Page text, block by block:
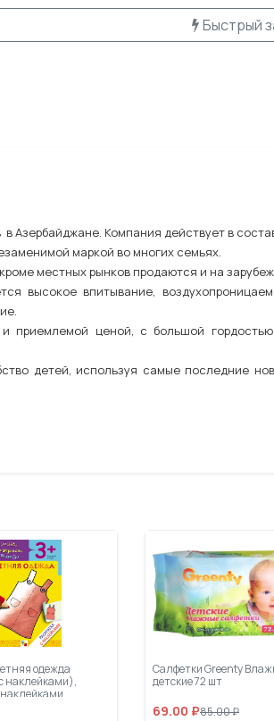
Быстрый
Азербайджане. Компания действует в
маркой во многих семьях.
местных рынков продаются и на
высокое впитывание,
ценой, с большой
детей, используя самые последние
одежда
наклейками),
наклейками
Салфетки Greenty
детские 72 шт
69.00 ₽85.00 ₽